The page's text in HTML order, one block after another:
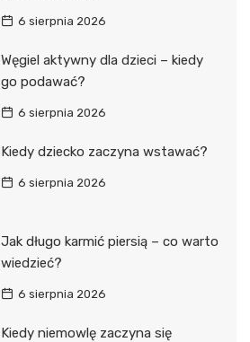
6 sierpnia 2026
Węgiel aktywny dla dzieci – kiedy
go podawać?
6 sierpnia 2026
Kiedy dziecko zaczyna wstawać?
6 sierpnia 2026
Jak długo karmić piersią – co warto
wiedzieć?
6 sierpnia 2026
Kiedy niemowlę zaczyna się